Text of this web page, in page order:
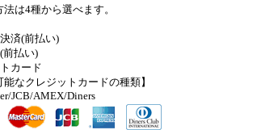
は4種から選べます。
済(前払い)
前払い)
カード
能なクレジットカードの種類】
JCB/AMEX/Diners